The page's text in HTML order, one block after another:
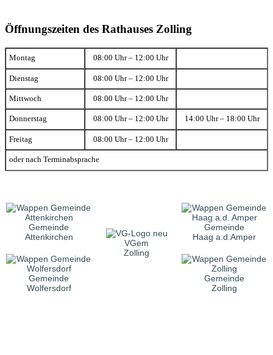
Öffnungszeiten des Rathauses Zolling
Montag 08:00 Uhr – 12:00 Uhr
Dienstag 08:00 Uhr – 12:00 Uhr
Mittwoch 08:00 Uhr – 12:00 Uhr
Donnerstag 08:00 Uhr – 12:00 Uhr 14:00 Uhr – 18:00 Uhr
Freitag 08:00 Uhr – 12:00 Uhr
oder nach Terminabsprache
Gemeinde
Attenkirchen
VGem
Zolling
Gemeinde
Haag a.d.Amper
Gemeinde
Wolfersdorf
Gemeinde
Zolling